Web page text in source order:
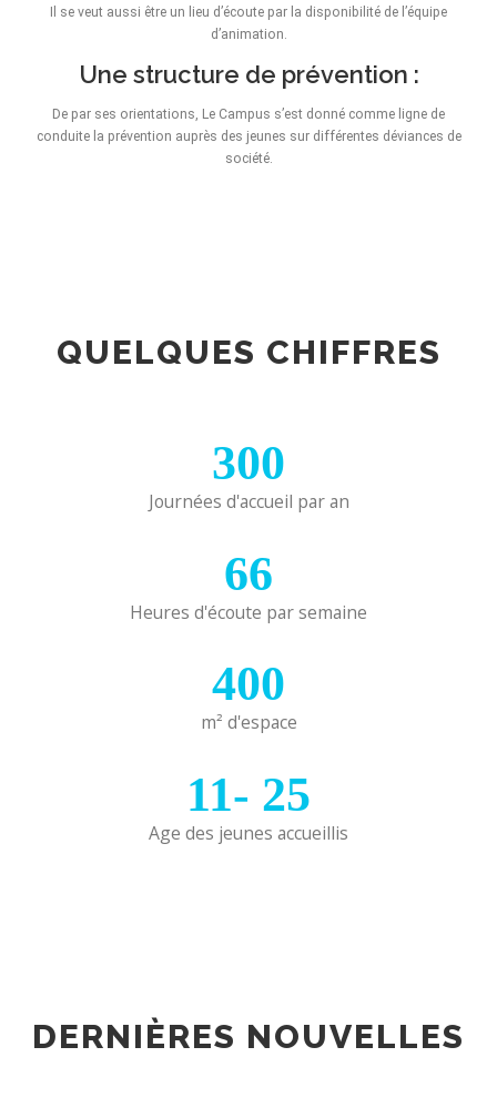
Il se veut aussi être un lieu d’écoute par la disponibilité de l’équipe
d’animation.
Une structure de prévention :
De par ses orientations, Le Campus s’est donné comme ligne de
conduite la prévention auprès des jeunes sur différentes déviances de
société.
QUELQUES CHIFFRES
300
Journées d'accueil par an
66
Heures d'écoute par semaine
400
m² d'espace
11- 25
Age des jeunes accueillis
DERNIÈRES NOUVELLES